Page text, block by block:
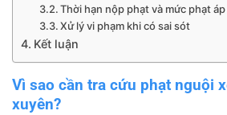
Thời hạn nộp phạt và mức phạt
Xử lý vi phạm khi có sai sót
Kết luận
Vì sao cần tra cứu phạt nguội
xuyên?